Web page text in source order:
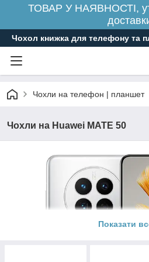
ТОВАР У НАЯВНОСТІ,
Чохол книжка для телефону та
Чохли на телефон | планшет
Чохли на Huawei MATE 50
Показати